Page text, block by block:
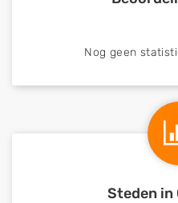
Nog geen
Steden in